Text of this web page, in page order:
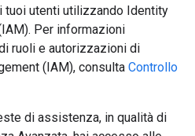
utenti utilizzando Identity
Per informazioni
ruoli e autorizzazioni di
(IAM), consulta Controllo
di assistenza, in qualità di